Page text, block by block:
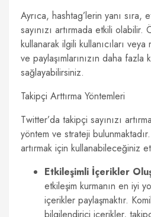
Ayrıca, hashtag’lerin yanı sıra,
sayınızı artırmada etkili
kullanarak ilgili kullanıcıları
ve paylaşımlarınızın daha fazla
sağlayabilirsiniz.
Takipçi Arttırma Yöntemleri
Twitter’da takipçi sayınızı
yöntem ve strateji
artırmak için kullanabileceğiniz
Etkileşimli İçerikler
etkileşim kurmanın en iyi
içerikler paylaşmaktır.